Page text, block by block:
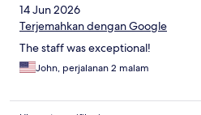
14 Jun 2026
Terjemahkan dengan Google
The staff was exceptional!
John, perjalanan 2 malam